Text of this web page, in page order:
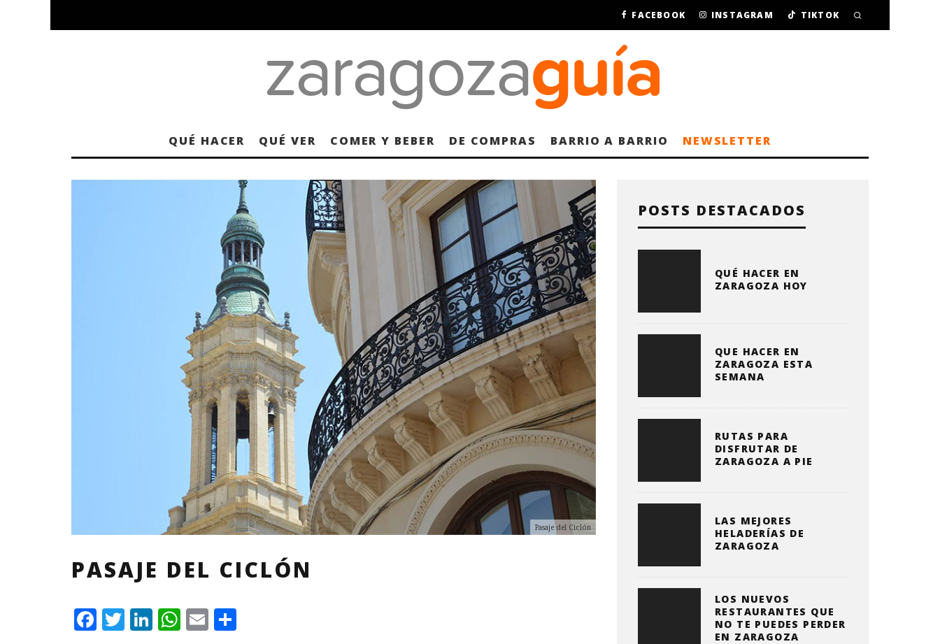
FACEBOOK INSTAGRAM TIKTOK
QUÉ HACER QUÉ VER COMER Y BEBER DE COMPRAS BARRIO A BARRIO NEWSLETTER
Pasaje del Ciclón
PASAJE DEL CICLÓN
F T L W E
POSTS DESTACADOS
QUÉ HACER EN
ZARAGOZA HOY
QUE HACER EN
ZARAGOZA ESTA
SEMANA
RUTAS PARA
DISFRUTAR DE
ZARAGOZA A PIE
LAS MEJORES
HELADERÍAS DE
ZARAGOZA
LOS NUEVOS
RESTAURANTES QUE
NO TE PUEDES PERDER
EN ZARAGOZA